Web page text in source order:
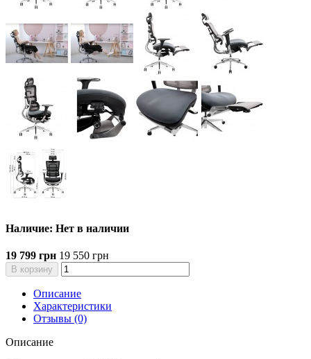
Наличие: Нет в наличии
19 799 грн 19 550 грн
В корзину
Описание
Характеристики
Отзывы (0)
Описание